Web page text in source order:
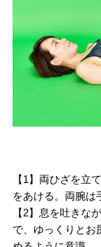
【1】両ひざを立
をあける。両腕は
【2】息を吐きな
で、ゆっくりとお